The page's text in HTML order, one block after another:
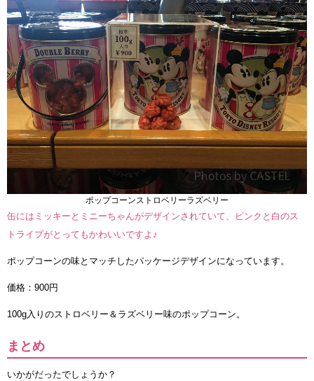
ポップコーンストロベリーラズベリー
缶にはミッキーとミニーちゃんがデザインされていて、ピンクと白のス
トライプがとってもかわいいですよ♪
ポップコーンの味とマッチしたパッケージデザインになっています。
価格：900円
100g入りのストロベリー＆ラズベリー味のポップコーン。
まとめ
いかがだったでしょうか？